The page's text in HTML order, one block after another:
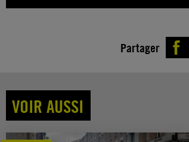
Partager
VOIR AUSSI